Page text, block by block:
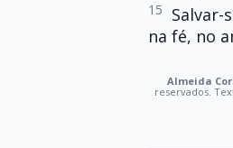
15
Salvar-
na fé, no
Almeida
reservados.